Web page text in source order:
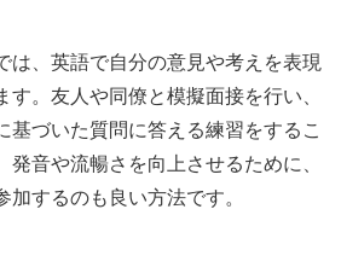
は、英語で自分の意見や考えを表現
す。友人や同僚と模擬面接を行い、
基づいた質問に答える練習をするこ
発音や流暢さを向上させるために、
するのも良い方法です。